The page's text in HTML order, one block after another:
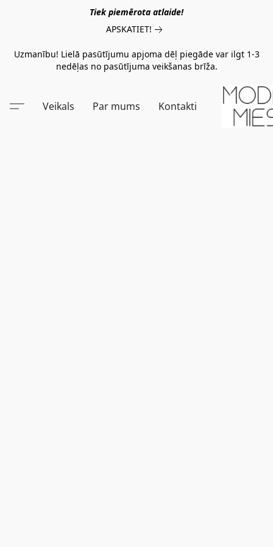
Tiek piemērota atlaide!
APSKATIET!
Uzmanību! Lielā pasūtījumu apjoma dēļ piegāde var ilgt 1-3
nedēļas no pasūtījuma veikšanas brīža.
Veikals Par mums Kontakti